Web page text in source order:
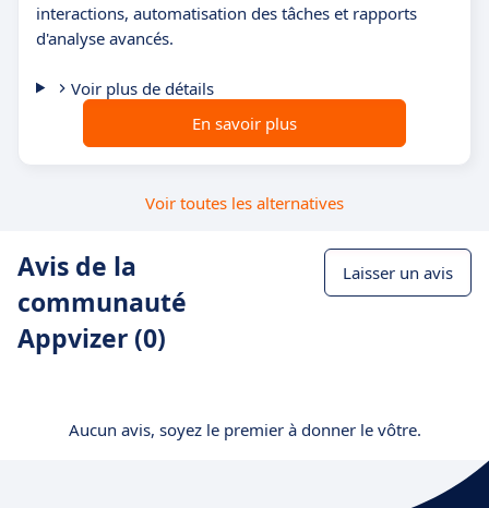
interactions, automatisation des tâches et rapports
d'analyse avancés.
Voir plus de détails
En savoir plus
Voir toutes les alternatives
Avis de la
communauté
Appvizer (0)
Laisser un avis
Aucun avis, soyez le premier à donner le vôtre.